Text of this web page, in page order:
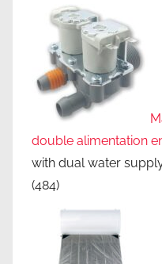
double alimentation
with dual water
(484)